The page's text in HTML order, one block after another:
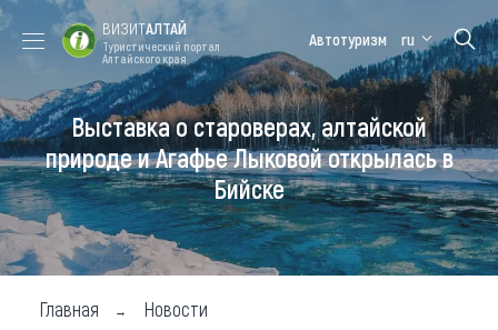
Форум VISIT
ALTAI
Цветение
маральника
Медицинский
форум
Алтайская
зимовка
Туры
Где побывать
Чем заняться
ВИЗИТАЛТАЙ
Туристический портал
Алтайского края
Автотуризм ru
Выставка о староверах, алтайской
природе и Агафье Лыковой открылась в
Бийске
Главная Новости